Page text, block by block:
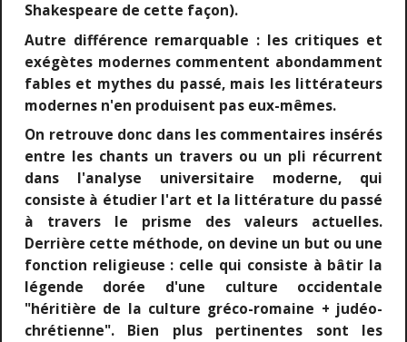
Shakespeare de cette façon).
Autre différence remarquable : les critiques et
exégètes modernes commentent abondamment
fables et mythes du passé, mais les littérateurs
modernes n'en produisent pas eux-mêmes.
On retrouve donc dans les commentaires insérés
entre les chants un travers ou un pli récurrent
dans l'analyse universitaire moderne, qui
consiste à étudier l'art et la littérature du passé
à travers le prisme des valeurs actuelles.
Derrière cette méthode, on devine un but ou une
fonction religieuse : celle qui consiste à bâtir la
légende dorée d'une culture occidentale
"héritière de la culture gréco-romaine + judéo-
chrétienne". Bien plus pertinentes sont les